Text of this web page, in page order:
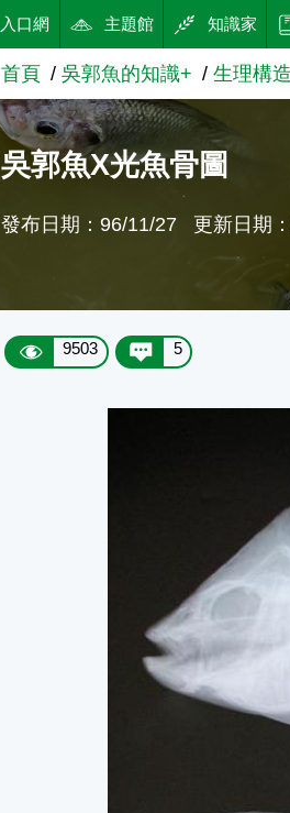
入口網 主題館 知識家
首頁 吳郭魚的知識+ 生理構造
吳郭魚X光魚骨圖
發布日期：96/11/27 更新日期
9503 5